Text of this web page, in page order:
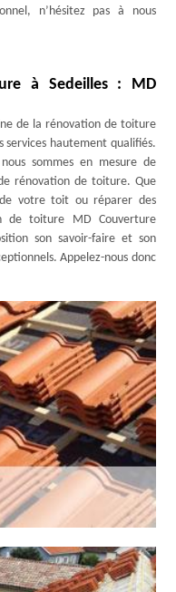
n’hésitez pas à nous
à Sedeilles : MD
de la rénovation de toiture
services hautement qualifiés.
sommes en mesure de
rénovation de toiture. Que
de votre toit ou réparer des
de toiture MD Couverture
son savoir-faire et son
Appelez-nous donc